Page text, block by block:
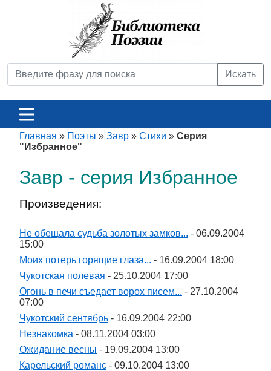
Искать
Главная » Поэты » Завр » Стихи » Серия
"Избранное"
Завр - серия Избранное
Произведения:
Не обещала судьба золотых замков... - 06.09.2004
15:00
Моих потерь горящие глаза... - 16.09.2004 18:00
Чукотская полевая - 25.10.2004 17:00
Огонь в печи съедает ворох писем... - 27.10.2004
07:00
Чукотский сентябрь - 16.09.2004 22:00
Незнакомка - 08.11.2004 03:00
Ожидание весны - 19.09.2004 13:00
Карельский романс - 09.10.2004 13:00